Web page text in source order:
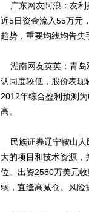
广东网友阿浪：友利
近5日资金流入55万元
趋势，重要均线均告失
湖南网友英英：青岛
认同度较低，股价表现
2012年综合盈利预测
高。
民族证券辽宁鞍山人
大的项目和技术资源
位。出资2580万美元
弱，宜逢高减仓。风险